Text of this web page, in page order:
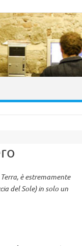
è estremamente
del Sole) in solo un